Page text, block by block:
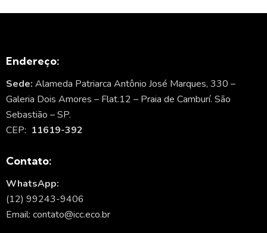
Endereço:
Sede: Alameda Patriarca Antônio José Marques, 330 –
Galeria Dois Amores – Flat.12 – Praia de Camburí. São
Sebastião – SP.
CEP: 11619-392
Contato:
WhatsApp:
(12) 99243-9406
Email: contato@icc.eco.br